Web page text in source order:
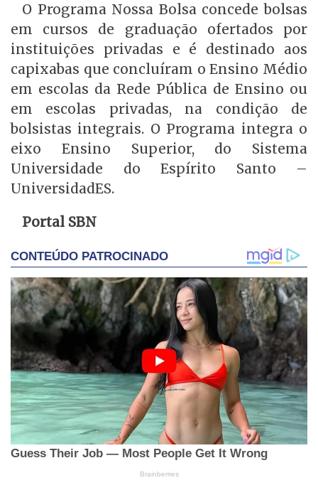
O Programa Nossa Bolsa concede bolsas
em cursos de graduação ofertados por
instituições privadas e é destinado aos
capixabas que concluíram o Ensino Médio
em escolas da Rede Pública de Ensino ou
em escolas privadas, na condição de
bolsistas integrais. O Programa integra o
eixo Ensino Superior, do Sistema
Universidade do Espírito Santo –
UniversidadES.
Portal SBN